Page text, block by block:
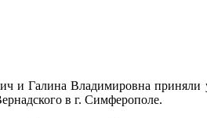
Галина Владимировна приняли
в г. Симферополе.